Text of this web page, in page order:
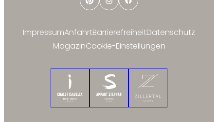
PinterestInstagramFacebook
ImpressumAnfahrtBarrierefreiheitDatenschutz
MagazinCookie-Einstellungen
Chalet IsabellaAppart StephanZillertal Suites